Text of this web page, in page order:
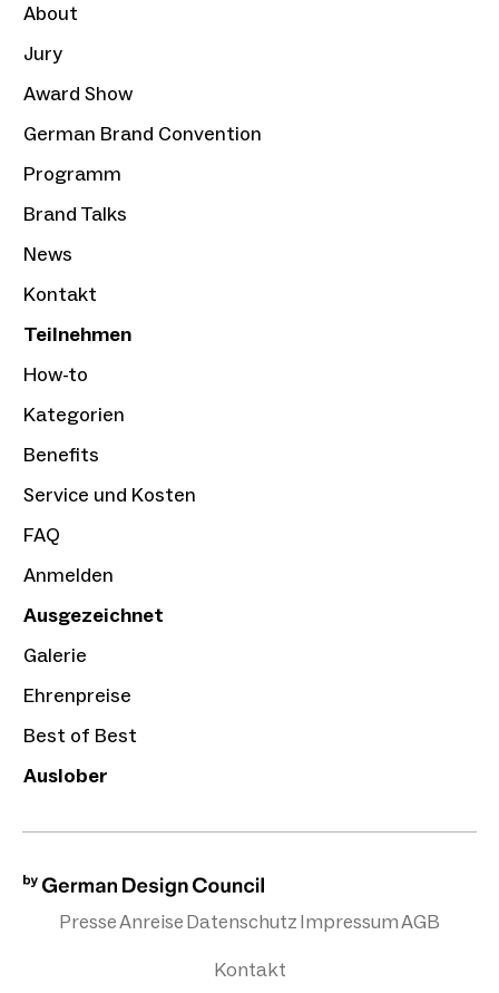
About
Jury
Award Show
German Brand Convention
Programm
Brand Talks
News
Kontakt
Teilnehmen
How-to
Kategorien
Benefits
Service und Kosten
FAQ
Anmelden
Ausgezeichnet
Galerie
Ehrenpreise
Best of Best
Auslober
PresseAnreiseDatenschutzImpressumAGB
Kontakt